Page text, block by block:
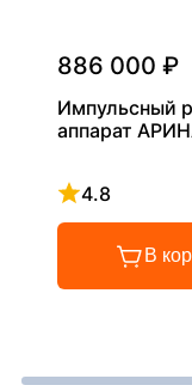
886 000 ₽
Импульсный
аппарат
4.8
Рейтинг 4.8 из
В